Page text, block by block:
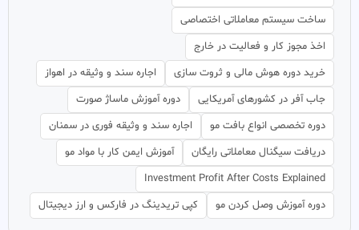
ساخت سیستم معاملاتی اختصاصی
اخذ مجوز کار و فعالیت در خارج
خرید دوره هوش مالی و ثروت سازی
اجاره سند و وثیقه در اهواز
جاب آفر در کشورهای آمریکایی
دوره آموزش ماساژ صورت
دوره تخصصی انواع بافت مو
اجاره سند و وثیقه فوری در سمنان
دریافت سیگنال معاملاتی رایگان
آموزش ایمن کار با مواد مو
Investment Profit After Costs Explained
دوره آموزش وصل کردن مو
کپی تریدینگ در فارکس و ارز دیجیتال